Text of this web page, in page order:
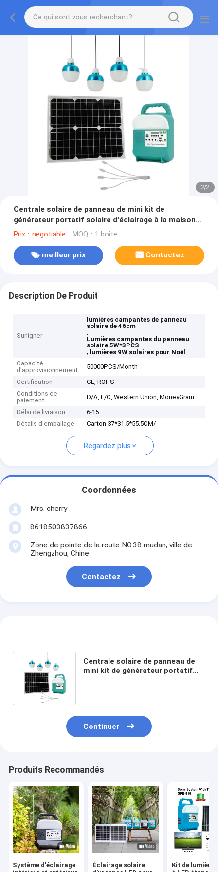
2/2
Centrale solaire de panneau de mini kit de
générateur portatif solaire d'éclairage à la maison
pour camper
Prix：negotiable MOQ：1 boîte
meilleur prix Contactez
Description De Produit
Surligner
lumières campantes de panneau
solaire de 46cm
,
Lumières campantes du panneau
solaire 5W*3PCS
, lumières 9W solaires pour Noël
Capacité
d'approvisionnement
50000PCS/Month
Certification
CE, ROHS
Conditions de
paiement
D/A, L/C, Western Union, MoneyGram
Délai de livraison
6-15
Détails d'emballage
Carton 37*31.5*55.5CM/
Regardez plus
Coordonnées
Mrs. cherry
8618503837866
Zone de pointe de la route NO.38 mudan, ville de
Zhengzhou, Chine
Contactez
Centrale solaire de panneau de
mini kit de générateur portatif
Continuer
Produits Recommandés
Système d'éclairage
Éclairage solaire
Kit de lumière